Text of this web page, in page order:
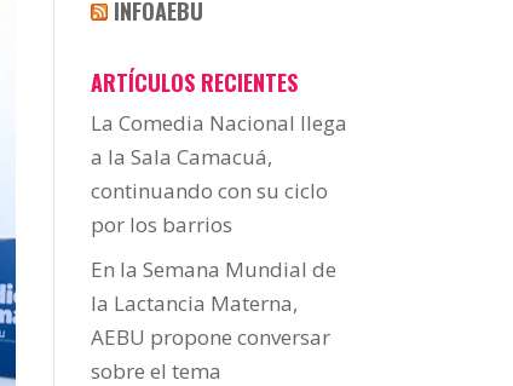
INFOAEBU
ARTÍCULOS RECIENTES
La Comedia Nacional llega
a la Sala Camacuá,
continuando con su ciclo
por los barrios
En la Semana Mundial de
la Lactancia Materna,
AEBU propone conversar
sobre el tema